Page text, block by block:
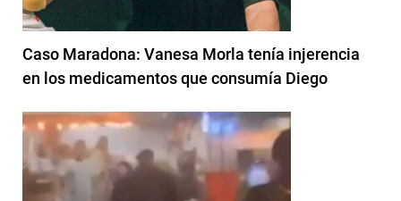
Caso Maradona: Vanesa Morla tenía injerencia
en los medicamentos que consumía Diego